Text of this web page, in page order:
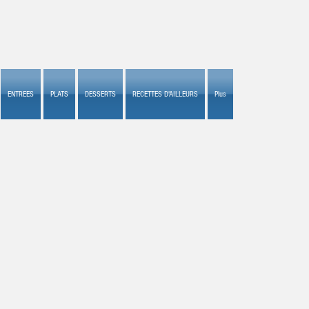
ENTREES PLATS DESSERTS RECETTES D'AILLEURS Plus